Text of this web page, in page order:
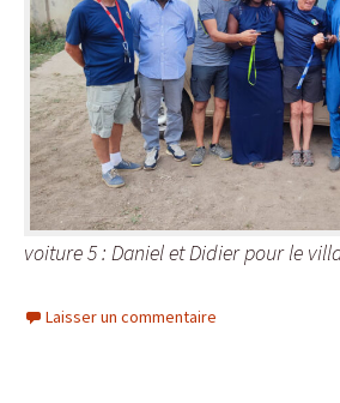
voiture 5 : Daniel et Didier pour le
Laisser un commentaire